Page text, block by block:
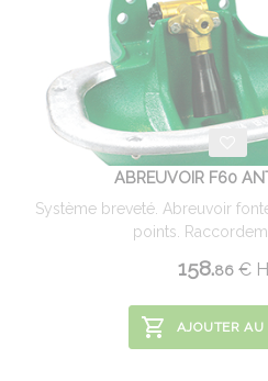
ABREUVOIR F60
Système breveté. Abreuvoir
points.
158.86 €
AJOUTER AU